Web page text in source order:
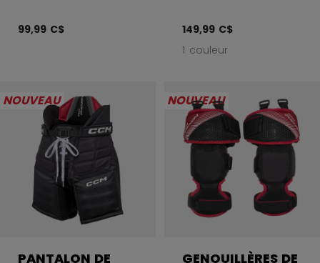
99,99 C$
149,99 C$
1 couleur
NOUVEAU
PANTALON DE
NOUVEAU
GENOUILLÈRES DE